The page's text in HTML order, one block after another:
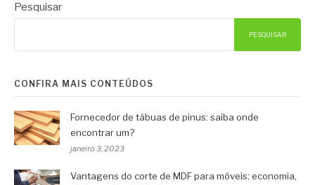
Pesquisar
PESQUISAR
CONFIRA MAIS CONTEÚDOS
Fornecedor de tábuas de pinus: saiba onde
encontrar um?
janeiro 3, 2023
Vantagens do corte de MDF para móveis: economia,